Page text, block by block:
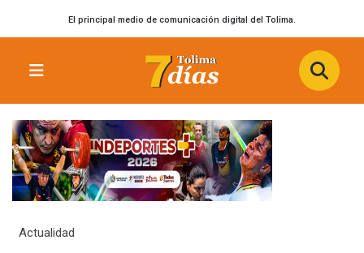
El principal medio de comunicación digital del Tolima.
Actualidad